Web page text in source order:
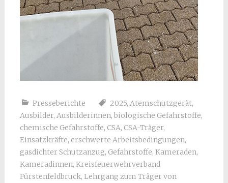
Presseberichte 2025, Atemschutzgerät,
Ausbilder, Ausbilderinnen, biologische Gefahrstoffe,
chemische Gefahrstoffe, CSA, CSA-Träger,
Einsatzkräfte, erschwerte Arbeitsbedingungen,
gasdichter Schutzanzug, Gefahrstoffe, Kameraden,
Kameradinnen, Kreisfeuerwehrverband
Fürstenfeldbruck, Lehrgang zum Träger von